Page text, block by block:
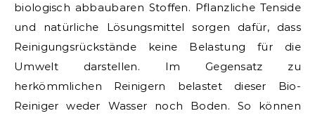
biologisch abbaubaren Stoffen. Pflanzliche Tenside
und natürliche Lösungsmittel sorgen dafür, dass
Reinigungsrückstände keine Belastung für die
Umwelt darstellen. Im Gegensatz zu
herkömmlichen Reinigern belastet dieser Bio-
Reiniger weder Wasser noch Boden. So können